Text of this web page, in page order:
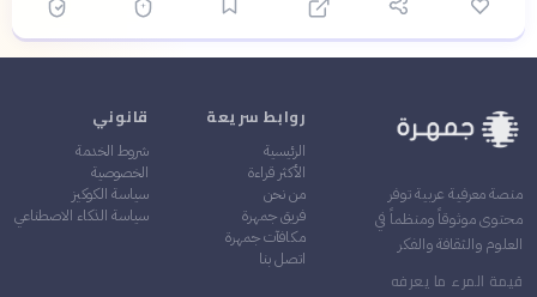
منصة معرفية عربية توفر
محتوى موثوقاً ومنظماً في
العلوم والثقافة والفكر
قيمة المرء ما يعرفه
روابط سريعة
الرئيسية
الأكثر قراءة
من نحن
فريق جمهرة
مكافآت جمهرة
اتصل بنا
قانوني
شروط الخدمة
الخصوصية
سياسة الكوكيز
سياسة الذكاء الاصطناعي